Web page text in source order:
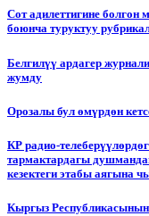
Сот адилеттигине
боюнча туруктуу
Белгилүү ардагер
жумду
Орозалы бул өмүрдөн
КР радио-
тармактардагы
кезектеги этабы аягына
Кыргыз